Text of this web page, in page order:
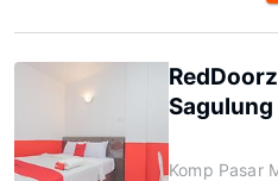
Sagulung
Komp Pasar